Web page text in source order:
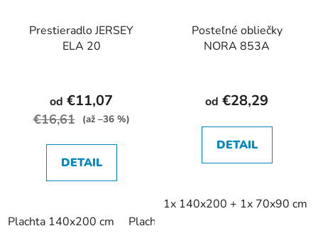
Prestieradlo JERSEY
ELA 20
od €11,07
€16,61 (až –36 %)
DETAIL
Plachta 140x200 cm Plachta 160x200 cm
Posteľné obliečky
NORA 853A
od €28,29
DETAIL
1x 140x200 + 1x 70x90 cm